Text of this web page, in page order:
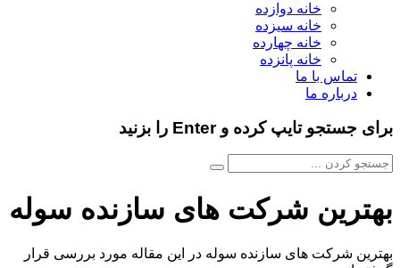
خانه دوازده
خانه سیزده
خانه چهارده
خانه پانزده
تماس با ما
درباره ما
برای جستجو تایپ کرده و Enter را بزنید
بهترین شرکت های سازنده سوله
بهترین شرکت های سازنده سوله در این مقاله مورد بررسی قرار